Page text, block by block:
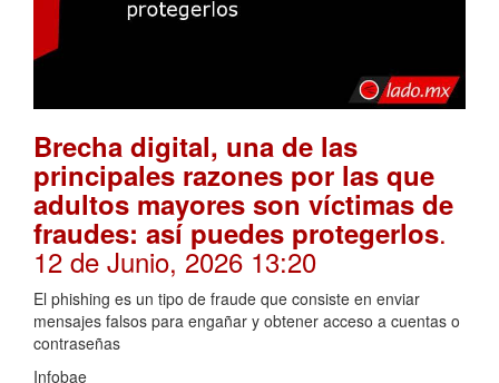
Brecha digital, una de las
principales razones por las que
adultos mayores son víctimas de
fraudes: así puedes protegerlos.
12 de Junio, 2026 13:20
El phishing es un tipo de fraude que consiste en enviar
mensajes falsos para engañar y obtener acceso a cuentas o
contraseñas
Infobae